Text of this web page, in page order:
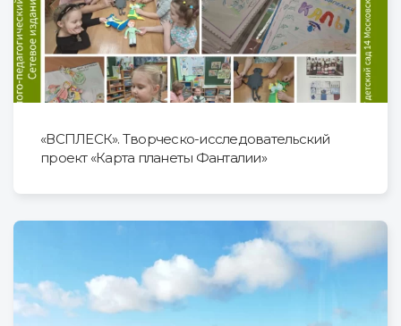
«ВСПЛЕСК». Творческо-исследовательский
проект «Карта планеты Фанталии»